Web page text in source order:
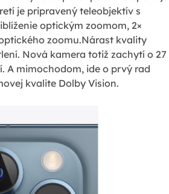
je pripravený teleobjektív s
optickým zoomom, 2×
zoomu.Nárast kvality
Nová kamera totiž zachytí o 27
A mimochodom, ide o prvý rad
kvalite Dolby Vision.